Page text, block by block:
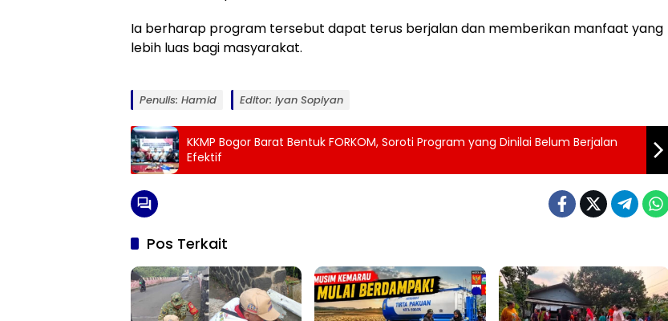
Ia berharap program tersebut dapat terus berjalan dan memberikan manfaat yang
lebih luas bagi masyarakat.
Penulis: Hamid Editor: Iyan Sopiyan
KKMP Bogor Barat Bentuk FORKOM, Soroti Program yang Dinilai Belum Berjalan
Efektif
Pos Terkait